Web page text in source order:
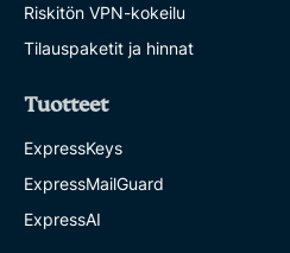
Riskitön VPN-kokeilu
Tilauspaketit ja hinnat
Tuotteet
ExpressKeys
ExpressMailGuard
ExpressAI